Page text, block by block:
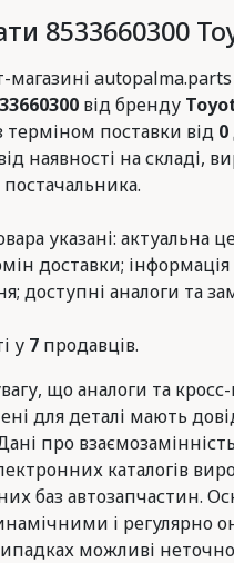
8533660300
магазині
від бренду
терміном поставки від 0
наявності на складі,
указані: актуальна
доставки;
доступні аналоги та
у 7 продавців.
що аналоги та
для деталі мають
про
каталогів
баз автозапчастин.
і регулярно
можливі